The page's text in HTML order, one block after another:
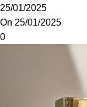
25/01/2025
On 25/01/2025
0